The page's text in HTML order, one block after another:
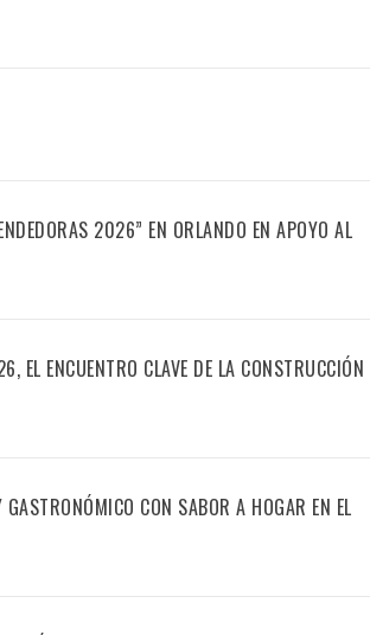
2026” EN ORLANDO EN APOYO AL
EL ENCUENTRO CLAVE DE LA CONSTRUCCIÓN
CON SABOR A HOGAR EN EL